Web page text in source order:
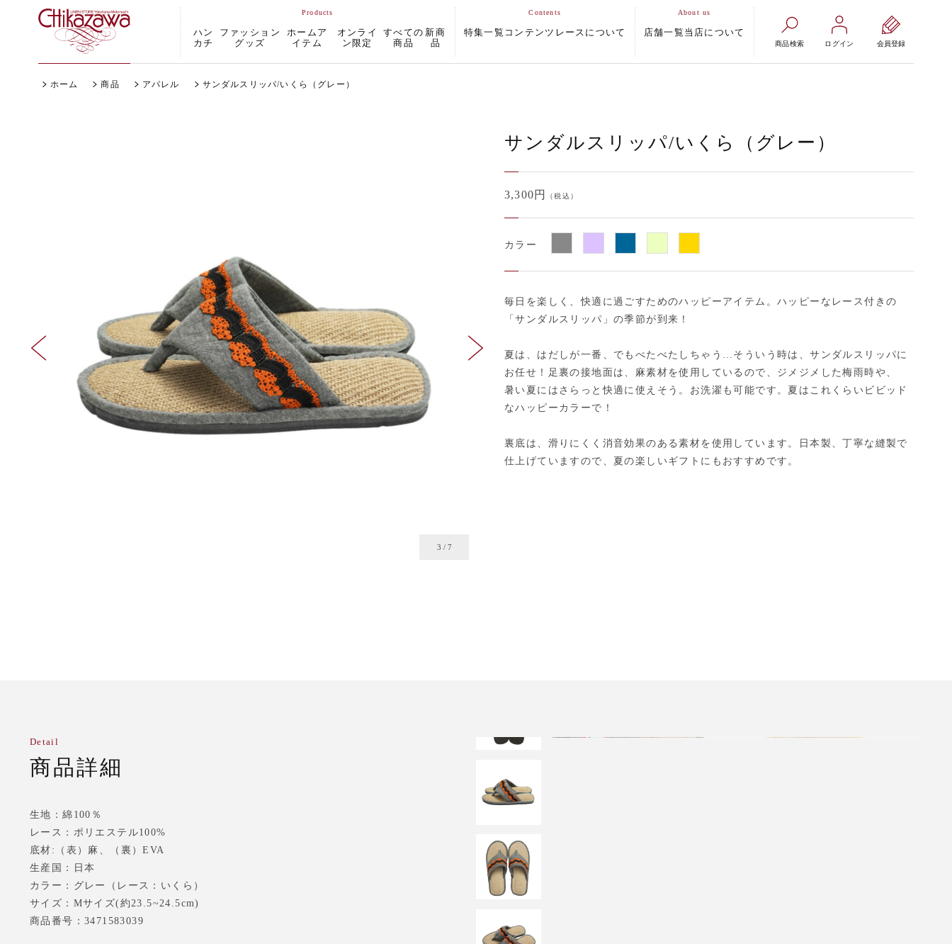
ハン
カチ
ファッション
グッズ
ホームア
イテム
オンライ
ン限定
すべての
商品
新商
品
特集一覧 コンテンツ レースについて 店舗一覧 当店について
商品検索 ログイン 会員登録
ホーム 商品 アパレル サンダルスリッパ/いくら（グレー）
4 / 7
サンダルスリッパ/いくら（グレー）
3,300円 （税込）
カラー
毎日を楽しく、快適に過ごすためのハッピーアイテム。ハッピーなレース付きの
「サンダルスリッパ」の季節が到来！
夏は、はだしが一番、でもべたべたしちゃう…そういう時は、サンダルスリッパに
お任せ！足裏の接地面は、麻素材を使用しているので、ジメジメした梅雨時や、
暑い夏にはさらっと快適に使えそう。お洗濯も可能です。夏はこれくらいビビッド
なハッピーカラーで！
裏底は、滑りにくく消音効果のある素材を使用しています。日本製、丁寧な縫製で
仕上げていますので、夏の楽しいギフトにもおすすめです。
商品詳細
Detail
生地：綿100％
レース：ポリエステル100%
底材:（表）麻、（裏）EVA
生産国：日本
カラー：グレー（レース：いくら）
サイズ：Mサイズ(約23.5~24.5cm)
商品番号：3471583039